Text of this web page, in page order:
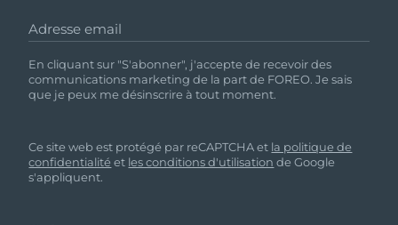
Adresse email
En cliquant sur "S'abonner", j'accepte de recevoir des
communications marketing de la part de FOREO. Je sais
que je peux me désinscrire à tout moment.
Ce site web est protégé par reCAPTCHA et la politique de
confidentialité et les conditions d'utilisation de Google
s'appliquent.